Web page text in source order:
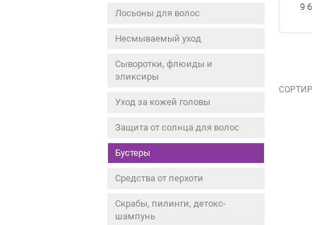
Лосьоны для волос
Несмываемый уход
Сыворотки, флюиды и
эликсиры
Уход за кожей головы
Защита от солнца для волос
Бустеры
Средства от перхоти
Скрабы, пилинги, детокс-
шампунь
9